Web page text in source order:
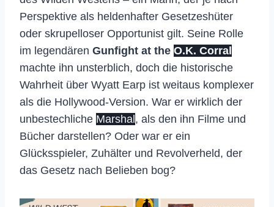
Perspektive als heldenhafter Gesetzeshüter
oder skrupelloser Opportunist gilt. Seine Rolle
im legendären Gunfight at the O.K. Corral
machte ihn unsterblich, doch die historische
Wahrheit über Wyatt Earp ist weitaus komplexer
als die Hollywood-Version. War er wirklich der
unbestechliche Marshal, als den ihn Filme und
Bücher darstellen? Oder war er ein
Glücksspieler, Zuhälter und Revolverheld, der
das Gesetz nach Belieben bog?